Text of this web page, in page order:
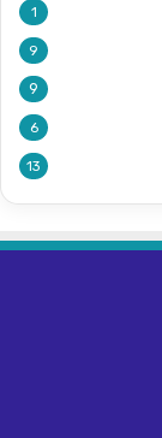
1
9
9
6
13